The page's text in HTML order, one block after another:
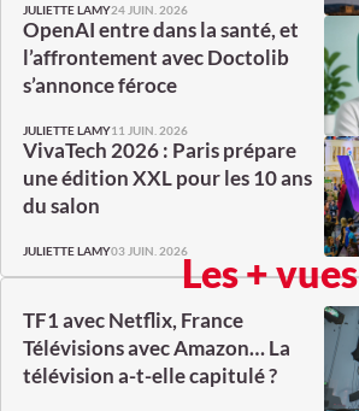
JULIETTE LAMY24 JUIN. 2026
OpenAI entre dans la santé, et
l’affrontement avec Doctolib
s’annonce féroce
JULIETTE LAMY11 JUIN. 2026
VivaTech 2026 : Paris prépare
une édition XXL pour les 10 ans
du salon
JULIETTE LAMY03 JUIN. 2026Les + vues
TF1 avec Netflix, France
Télévisions avec Amazon… La
télévision a-t-elle capitulé ?